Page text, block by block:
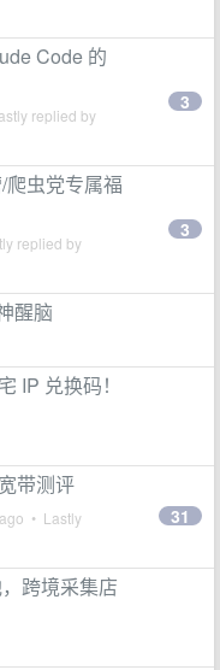
Code 的
replied by
3
虫党专属福
replied by
3
醒脑
IP 兑换码！
带测评
• Lastly
31
跨境采集店